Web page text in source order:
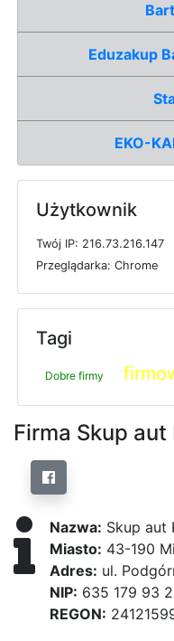
Eduzakup
EKO-
Użytkownik
Twój IP: 216.73.216.147
Przeglądarka: Chrome
Tagi
Dobre firmy
Firma Skup
Nazwa: Skup aut
Miasto: 43-190
Adres: ul.
NIP: 635 179 93
REGON: